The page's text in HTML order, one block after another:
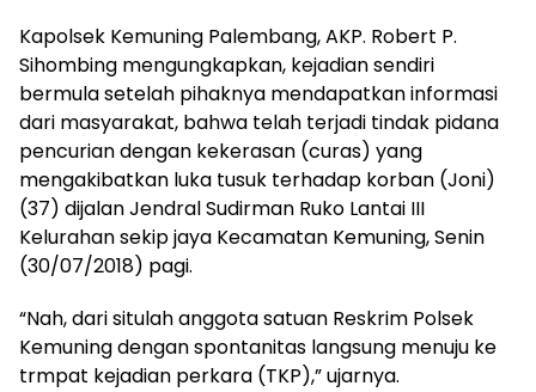
Kapolsek Kemuning Palembang, AKP. Robert P.
Sihombing mengungkapkan, kejadian sendiri
bermula setelah pihaknya mendapatkan informasi
dari masyarakat, bahwa telah terjadi tindak pidana
pencurian dengan kekerasan (curas) yang
mengakibatkan luka tusuk terhadap korban (Joni)
(37) dijalan Jendral Sudirman Ruko Lantai III
Kelurahan sekip jaya Kecamatan Kemuning, Senin
(30/07/2018) pagi.
“Nah, dari situlah anggota satuan Reskrim Polsek
Kemuning dengan spontanitas langsung menuju ke
trmpat kejadian perkara (TKP),” ujarnya.